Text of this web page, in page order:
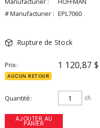
# Manufacturier : EPL7060
Rupture de Stock
Prix 1 120,87 $
AUCUN RETOUR
Quantité ch
AJOUTER AU
PANIER